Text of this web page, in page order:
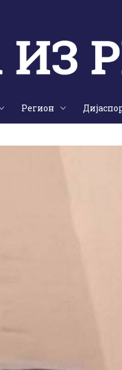
Регион